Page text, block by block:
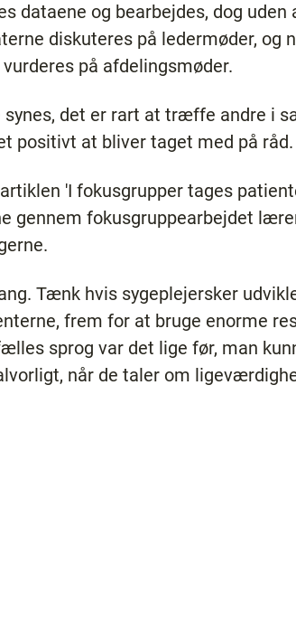
dataene og bearbejdes, dog
diskuteres på ledermøder, og
på afdelingsmøder.
det er rart at træffe andre i
positivt at bliver taget med på råd.
'I fokusgrupper tages
gennem fokusgruppearbejdet
Tænk hvis sygeplejersker
frem for at bruge enorme
sprog var det lige før, man
når de taler om